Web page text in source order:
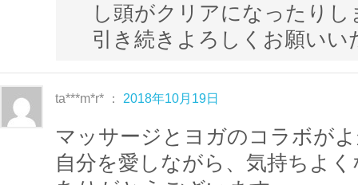
英国IFA国際アロマセラピスト の資
ではアロマトリートメントやヒーリン
ています。お客様の体調や体質、その
アロマをブレンドし、極上のリラック
います。
し頭がクリアになったりし
引き続きよろしくお願いい
ta***m*r* ： 2018年10月19日
マッサージとヨガのコラボが
自分を愛しながら、気持ちよ